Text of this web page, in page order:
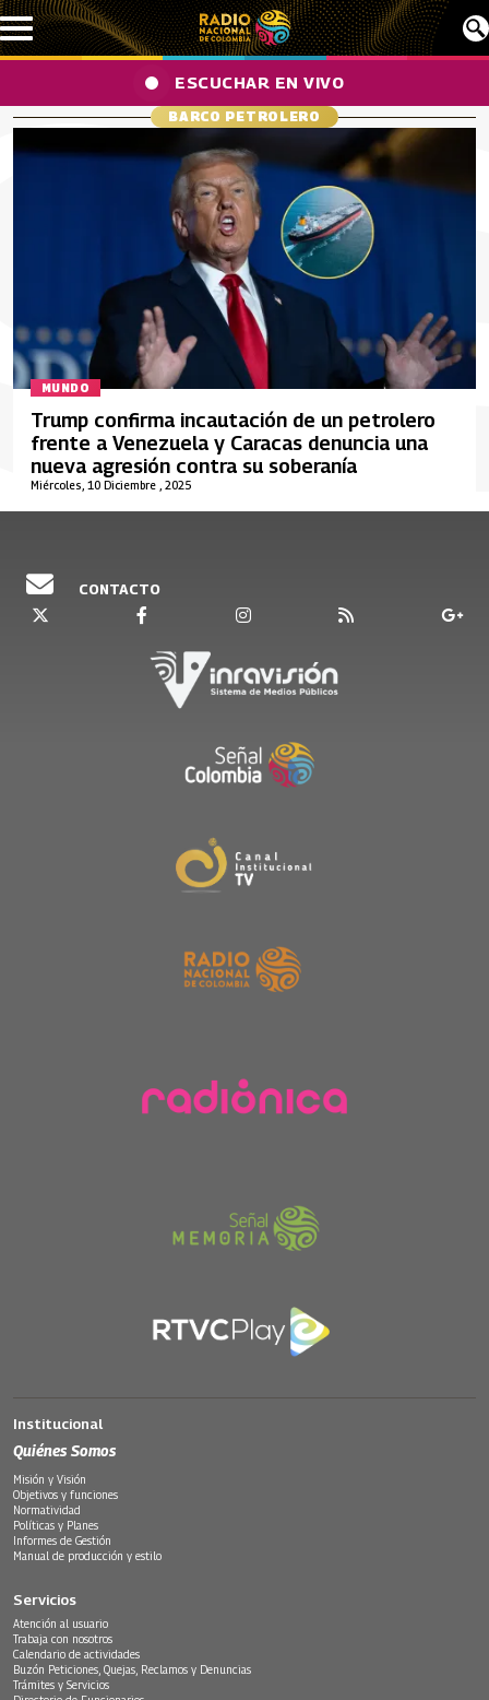
Pasar al contenido principal
ESCUCHAR EN VIVO
BARCO PETROLERO
MUNDO
Miércoles, 10 Diciembre , 2025
Trump confirma incautación de un petrolero
frente a Venezuela y Caracas denuncia una
nueva agresión contra su soberanía
CONTACTO
Institucional
Quiénes Somos
Misión y Visión
Objetivos y funciones
Normatividad
Políticas y Planes
Informes de Gestión
Manual de producción y estilo
Servicios
Atención al usuario
Trabaja con nosotros
Calendario de actividades
Buzón Peticiones, Quejas, Reclamos y Denuncias
Trámites y Servicios